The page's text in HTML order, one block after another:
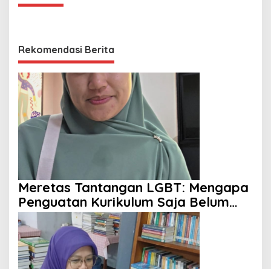
Rekomendasi Berita
Meretas Tantangan LGBT: Mengapa
Penguatan Kurikulum Saja Belum
Cukup?